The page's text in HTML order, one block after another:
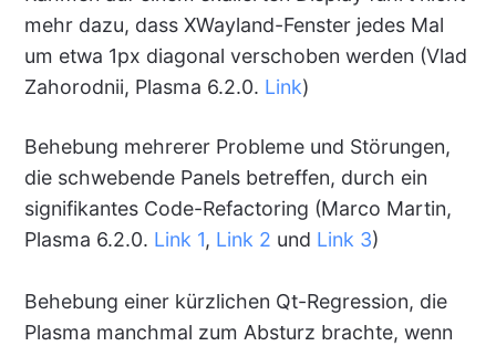
mehr dazu, dass XWayland-Fenster jedes Mal
um etwa 1px diagonal verschoben werden (Vlad
Zahorodnii, Plasma 6.2.0. Link)
Behebung mehrerer Probleme und Störungen,
die schwebende Panels betreffen, durch ein
signifikantes Code-Refactoring (Marco Martin,
Plasma 6.2.0. Link 1, Link 2 und Link 3)
Behebung einer kürzlichen Qt-Regression, die
Plasma manchmal zum Absturz brachte, wenn